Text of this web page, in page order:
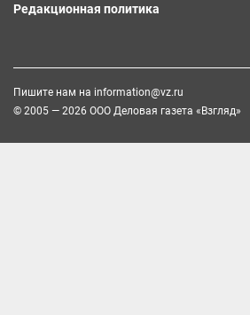
Редакционная политика
Пишите нам на information@vz.ru
© 2005 — 2026 ООО Деловая газета «Взгляд»